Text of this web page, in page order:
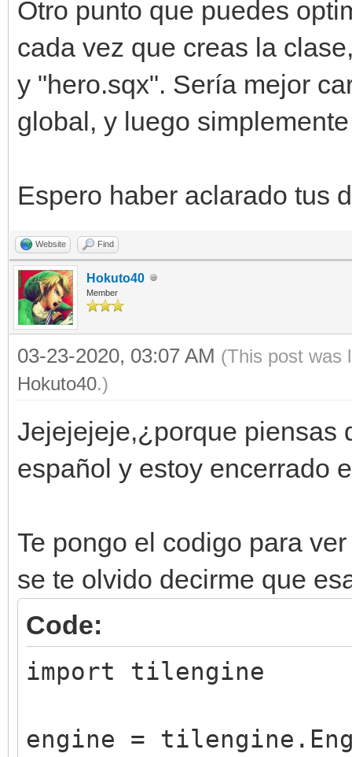
Otro punto que puedes
cada vez que creas la
y "hero.sqx". Sería mejor
global, y luego
Espero haber aclarado tus
Website Find
Hokuto40
Member
03-23-2020, 03:07 AM (This post was
Hokuto40.)
Jejejejeje,¿porque piensas
español y estoy encerrado
Te pongo el codigo para
se te olvido decirme que
Code:
import tilengine
engine =